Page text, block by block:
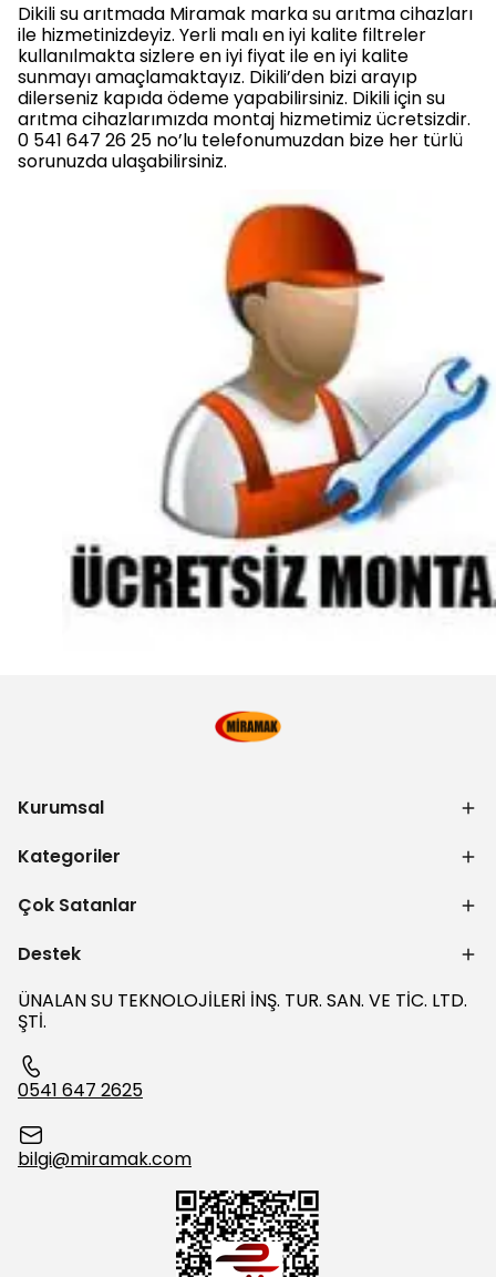
Dikili su arıtmada Miramak marka su arıtma cihazları
ile hizmetinizdeyiz. Yerli malı en iyi kalite filtreler
kullanılmakta sizlere en iyi fiyat ile en iyi kalite
sunmayı amaçlamaktayız. Dikili’den bizi arayıp
dilerseniz kapıda ödeme yapabilirsiniz. Dikili için su
arıtma cihazlarımızda montaj hizmetimiz ücretsizdir.
0 541 647 26 25 no’lu telefonumuzdan bize her türlü
sorunuzda ulaşabilirsiniz.
Kurumsal
Kategoriler
Çok Satanlar
Destek
ÜNALAN SU TEKNOLOJİLERİ İNŞ. TUR. SAN. VE TİC. LTD.
ŞTİ.
0541 647 2625
bilgi@miramak.com